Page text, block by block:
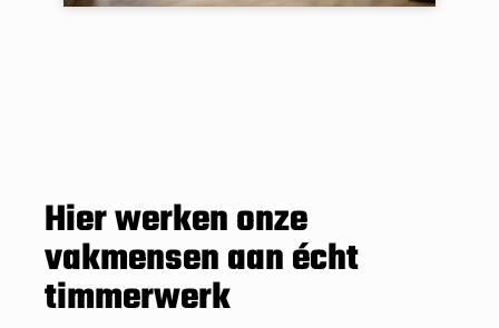
Hier werken onze
vakmensen aan écht
timmerwerk